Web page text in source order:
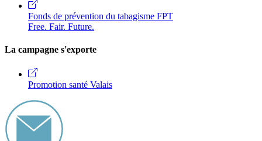
Fonds de prévention du tabagisme FPT
Free. Fair. Future.
La campagne s'exporte
Promotion santé Valais